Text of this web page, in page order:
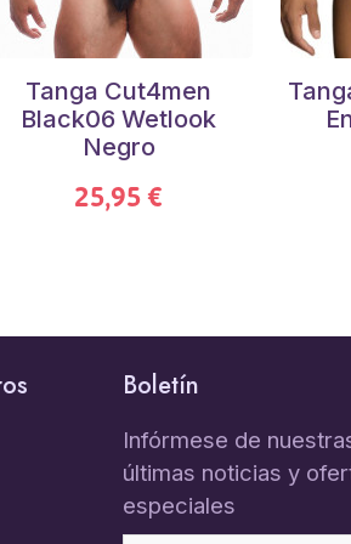
Tanga Cut4men
Black06 Wetlook
Negro
25,95 €
Boletín
Infórmese de
últimas noticias y
especiales